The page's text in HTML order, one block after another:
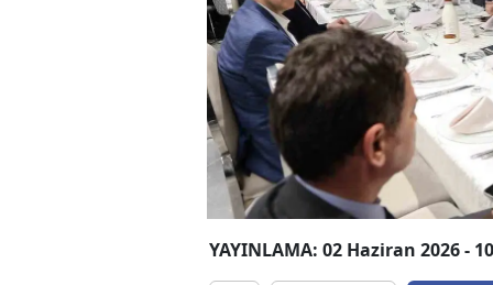
YAYINLAMA: 02 Haziran 2026 -